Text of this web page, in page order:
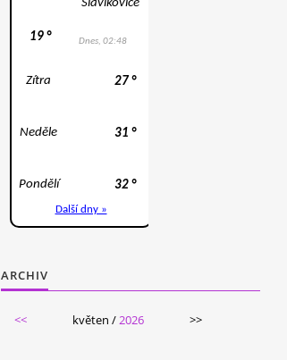
ARCHIV
<< květen /2026 >>